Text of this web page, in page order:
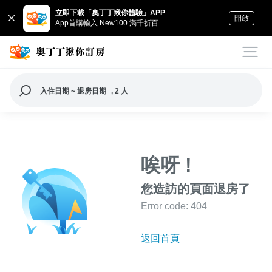
立即下載「奧丁丁揪你體驗」APP
App首購輸入 New100 滿千折百
開啟
入住日期 ~ 退房日期 , 2 人
唉呀 !
您造訪的頁面退房了
Error code: 404
返回首頁